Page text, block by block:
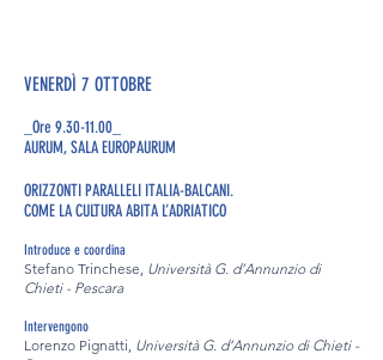
VENERDÌ 7 OTTOBRE
_Ore 9.30-11.00_
AURUM, SALA EUROPAURUM
ORIZZONTI PARALLELI ITALIA-BALCANI.
COME LA CULTURA ABITA L’ADRIATICO
Introduce e coordina
Stefano Trinchese, Università G. d’Annunzio di
Chieti - Pescara
Intervengono
Lorenzo Pignatti, Università G. d’Annunzio di Chieti -